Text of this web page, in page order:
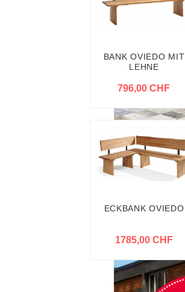
BANK OVIEDO MIT
LEHNE
796,00 CHF
ECKBANK OVIEDO
1785,00 CHF